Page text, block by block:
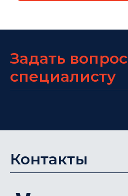
Задать вопрос
специалисту
Контакты